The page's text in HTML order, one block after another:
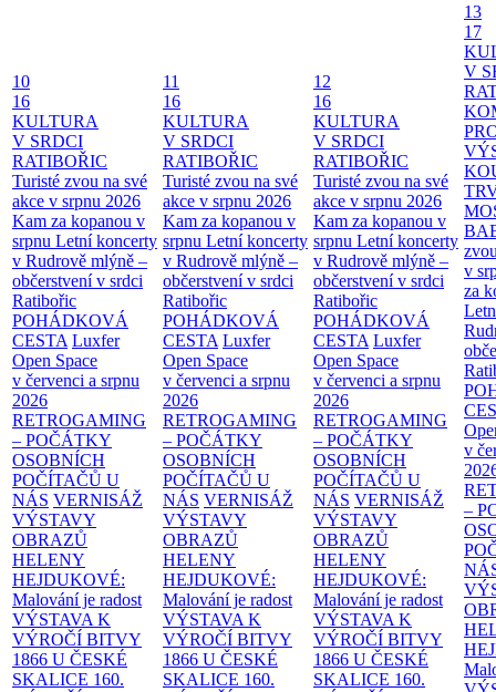
10
16
KULTURA
V SRDCI
RATIBOŘIC
Turisté zvou na své
akce v srpnu 2026
Kam za kopanou v
srpnu Letní koncerty
v Rudrově mlýně –
občerstvení v srdci
Ratibořic
POHÁDKOVÁ
CESTA Luxfer
Open Space
v červenci a srpnu
2026
RETROGAMING
– POČÁTKY
OSOBNÍCH
POČÍTAČŮ U
NÁS VERNISÁŽ
VÝSTAVY
OBRAZŮ
HELENY
HEJDUKOVÉ:
Malování je radost
VÝSTAVA K
VÝROČÍ BITVY
1866 U ČESKÉ
SKALICE 160.
11
16
KULTURA
V SRDCI
RATIBOŘIC
Turisté zvou na své
akce v srpnu 2026
Kam za kopanou v
srpnu Letní koncerty
v Rudrově mlýně –
občerstvení v srdci
Ratibořic
POHÁDKOVÁ
CESTA Luxfer
Open Space
v červenci a srpnu
2026
RETROGAMING
– POČÁTKY
OSOBNÍCH
POČÍTAČŮ U
NÁS VERNISÁŽ
VÝSTAVY
OBRAZŮ
HELENY
HEJDUKOVÉ:
Malování je radost
VÝSTAVA K
VÝROČÍ BITVY
1866 U ČESKÉ
SKALICE 160.
12
16
KULTURA
V SRDCI
RATIBOŘIC
Turisté zvou na své
akce v srpnu 2026
Kam za kopanou v
srpnu Letní koncerty
v Rudrově mlýně –
občerstvení v srdci
Ratibořic
POHÁDKOVÁ
CESTA Luxfer
Open Space
v červenci a srpnu
2026
RETROGAMING
– POČÁTKY
OSOBNÍCH
POČÍTAČŮ U
NÁS VERNISÁŽ
VÝSTAVY
OBRAZŮ
HELENY
HEJDUKOVÉ:
Malování je radost
VÝSTAVA K
VÝROČÍ BITVY
1866 U ČESKÉ
SKALICE 160.
13
17
V
v
za
v
–